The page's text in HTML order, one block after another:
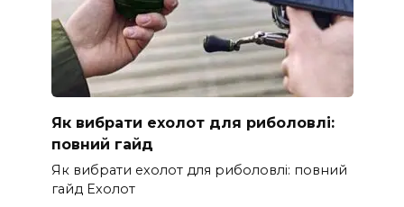
Як вибрати ехолот для риболовлі:
повний гайд
Як вибрати ехолот для риболовлі: повний
гайд Ехолот